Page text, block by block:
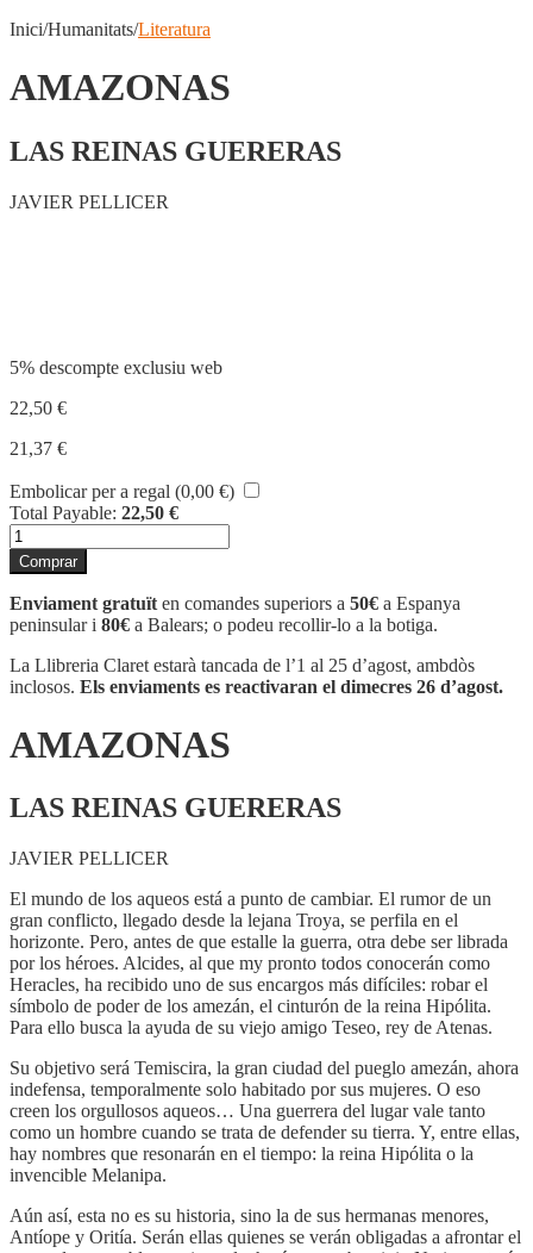
Inici/Humanitats/Literatura
AMAZONAS
LAS REINAS GUERERAS
JAVIER PELLICER
5% descompte exclusiu web
22,50 €
21,37 €
Embolicar per a regal (0,00 €)
Total Payable: 22,50 €
quantitat
de
AMAZONAS
Comprar
Enviament gratuït en comandes superiors a 50€ a Espanya
peninsular i 80€ a Balears; o podeu recollir-lo a la botiga.
La Llibreria Claret estarà tancada de l’1 al 25 d’agost, ambdòs
inclosos. Els enviaments es reactivaran el dimecres 26 d’agost.
AMAZONAS
LAS REINAS GUERERAS
JAVIER PELLICER
El mundo de los aqueos está a punto de cambiar. El rumor de un
gran conflicto, llegado desde la lejana Troya, se perfila en el
horizonte. Pero, antes de que estalle la guerra, otra debe ser librada
por los héroes. Alcides, al que my pronto todos conocerán como
Heracles, ha recibido uno de sus encargos más difíciles: robar el
símbolo de poder de los amezán, el cinturón de la reina Hipólita.
Para ello busca la ayuda de su viejo amigo Teseo, rey de Atenas.
Su objetivo será Temiscira, la gran ciudad del pueglo amezán, ahora
indefensa, temporalmente solo habitado por sus mujeres. O eso
creen los orgullosos aqueos… Una guerrera del lugar vale tanto
como un hombre cuando se trata de defender su tierra. Y, entre ellas,
hay nombres que resonarán en el tiempo: la reina Hipólita o la
invencible Melanipa.
Aún así, esta no es su historia, sino la de sus hermanas menores,
Antíope y Oritía. Serán ellas quienes se verán obligadas a afrontar el